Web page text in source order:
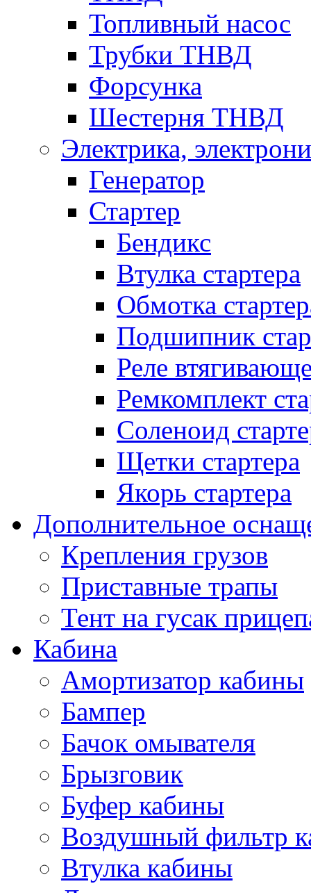
Топливный насос
Трубки ТНВД
Форсунка
Шестерня ТНВД
Электрика,
Генератор
Стартер
Бендикс
Втулка стартера
Обмотка
Подшипник
Реле
Ремкомплект
Соленоид
Щетки стартера
Якорь стартера
Дополнительное
Крепления грузов
Приставные трапы
Тент на гусак
Кабина
Амортизатор кабины
Бампер
Бачок омывателя
Брызговик
Буфер кабины
Воздушный фильтр
Втулка кабины